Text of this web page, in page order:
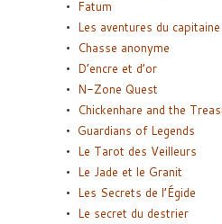
Fatum
Les aventures du
Chasse anonyme
D’encre et d’or
N-Zone Quest
Chickenhare and the
Guardians of Legends
Le Tarot des Veilleurs
Le Jade et le Granit
Les Secrets de l’Égide
Le secret du destrier